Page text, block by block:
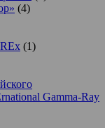
(4)
(1)
Gamma-Ray